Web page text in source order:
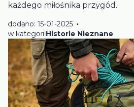
każdego miłośnika przygód.
dodano: 15-01-2025
w kategoriiHistorie Nieznane